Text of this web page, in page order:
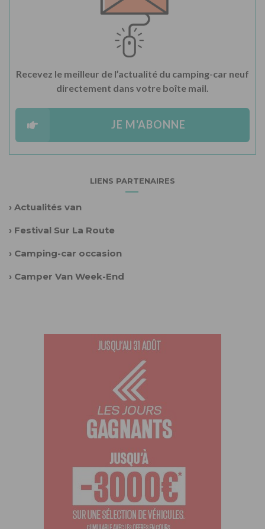
Recevez le meilleur de l’actualité du camping-car neuf
directement dans votre boîte mail.
JE M'ABONNE
LIENS PARTENAIRES
› Actualités van
› Festival Sur La Route
› Camping-car occasion
› Camper Van Week-End